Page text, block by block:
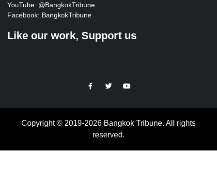
YouTube: @BangkokTribune
Facebook: BangkokTribune
Like our work, Support us
https://facebook.com
https://www.twitter.com
https://www.youtube.com
Copyright © 2019-2026 Bangkok Tribune. All rights
reserved.